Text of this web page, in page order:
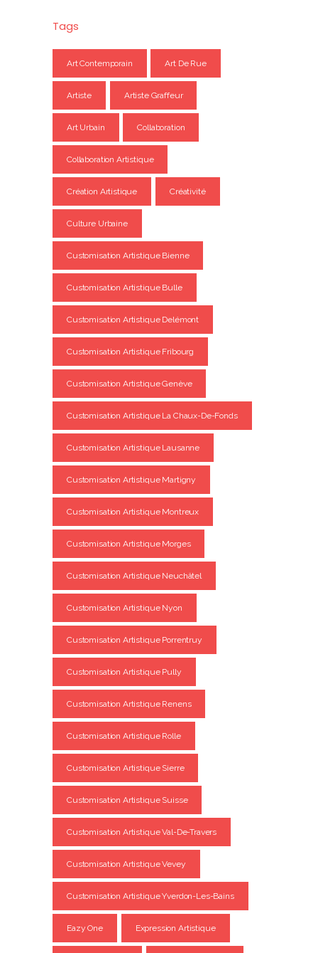
Tags
Art Contemporain Art De Rue
Artiste Artiste Graffeur
Art Urbain Collaboration
Collaboration Artistique
Création Artistique Créativité
Culture Urbaine
Customisation Artistique Bienne
Customisation Artistique Bulle
Customisation Artistique Delémont
Customisation Artistique Fribourg
Customisation Artistique Genève
Customisation Artistique La Chaux-De-Fonds
Customisation Artistique Lausanne
Customisation Artistique Martigny
Customisation Artistique Montreux
Customisation Artistique Morges
Customisation Artistique Neuchâtel
Customisation Artistique Nyon
Customisation Artistique Porrentruy
Customisation Artistique Pully
Customisation Artistique Renens
Customisation Artistique Rolle
Customisation Artistique Sierre
Customisation Artistique Suisse
Customisation Artistique Val-De-Travers
Customisation Artistique Vevey
Customisation Artistique Yverdon-Les-Bains
Eazy One Expression Artistique